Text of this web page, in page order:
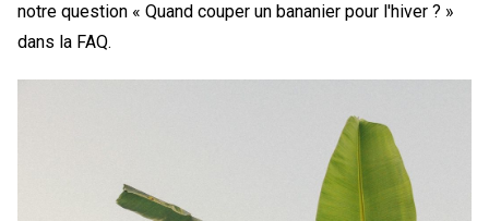
notre question « Quand couper un bananier pour l'hiver ? »
dans la FAQ.